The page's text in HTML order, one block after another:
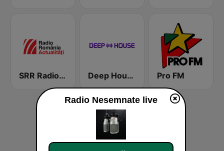
SRR Radio România Actualităţi Deep House Radio Pro FM
Radio Nesemnate live